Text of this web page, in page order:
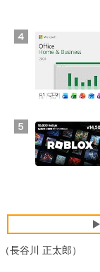
（長谷川 正太郎）